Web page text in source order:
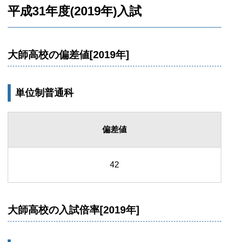
平成31年度(2019年)入試
大師高校の偏差値[2019年]
単位制普通科
偏差値
42
大師高校の入試倍率[2019年]